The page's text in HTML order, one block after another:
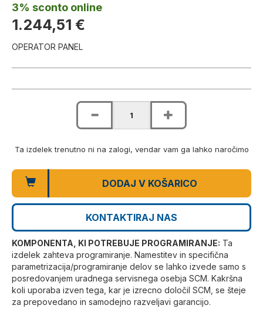
3% sconto online
1.244,51 €
OPERATOR PANEL
Ta izdelek trenutno ni na zalogi, vendar vam ga lahko naročimo
DODAJ V KOŠARICO
KONTAKTIRAJ NAS
KOMPONENTA, KI POTREBUJE PROGRAMIRANJE: Ta
izdelek zahteva programiranje. Namestitev in specifična
parametrizacija/programiranje delov se lahko izvede samo s
posredovanjem uradnega servisnega osebja SCM. Kakršna
koli uporaba izven tega, kar je izrecno določil SCM, se šteje
za prepovedano in samodejno razveljavi garancijo.